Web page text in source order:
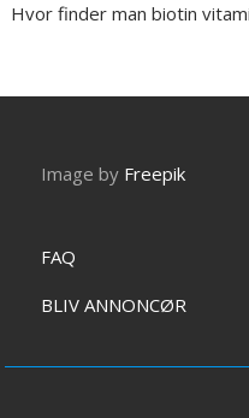
Hvor finder man biotin
Image by Freepik
FAQ
BLIV ANNONCØR